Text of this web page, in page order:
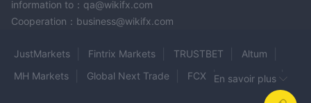
information to：qa@wikifx.com
Cooperation：business@wikifx.com
JustMarkets Fintrix Markets TRUSTBET
Altum
MH Markets
Global Next Trade FCX
Core Prime
Bitorex
En savoir plus